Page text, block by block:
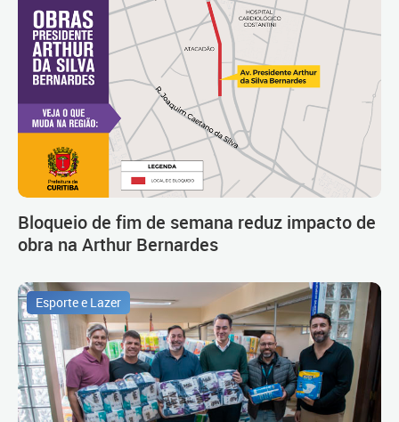
Bloqueio de fim de semana reduz impacto de
obra na Arthur Bernardes
Esporte e Lazer